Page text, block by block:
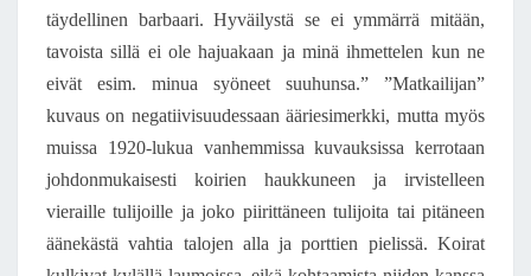
täydellinen barbaari. Hyväilystä se ei ymmärrä mitään,
tavoista sillä ei ole hajuakaan ja minä ihmettelen kun ne
eivät esim. minua syöneet suuhunsa.” ”Matkailijan”
kuvaus on negatiivisuudessaan ääriesimerkki, mutta myös
muissa 1920-lukua vanhemmissa kuvauksissa kerrotaan
johdonmukaisesti koirien haukkuneen ja irvistelleen
vieraille tulijoille ja joko piirittäneen tulijoita tai pitäneen
äänekästä vahtia talojen alla ja porttien pielissä. Koirat